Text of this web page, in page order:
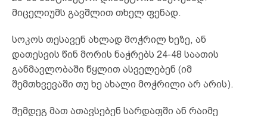
მიცელიუმს გავშლით თხელ ფენად.
სოკოს თესავენ ახლად მოჭრილ ხეზე, ან
დათესვის წინ მორის ნაჭრებს 24-48 საათის
განმავლობაში წყლით ასველებენ (იმ
შემთხვევაში თუ ხე ახალი მოჭრილი არ არის).
შემდეგ მათ ათავსებენ სარდაფში ან რაიმე